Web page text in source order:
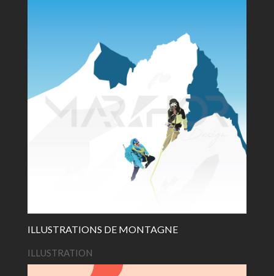
ILLUSTRATIONS DE MONTAGNE
ILLUSTRATION